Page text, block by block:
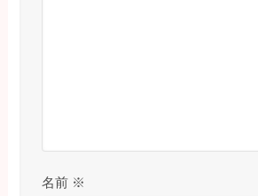
名前 ※